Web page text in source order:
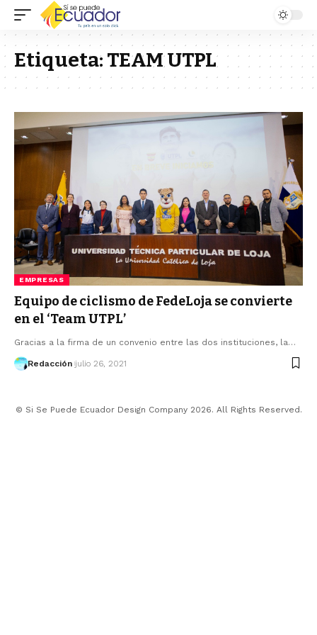
Etiqueta: TEAM UTPL
EMPRESAS
Equipo de ciclismo de FedeLoja se convierte
en el ‘Team UTPL’
Gracias a la firma de un convenio entre las dos instituciones, la…
Redacción julio 26, 2021
© Si Se Puede Ecuador Design Company 2026. All Rights Reserved.